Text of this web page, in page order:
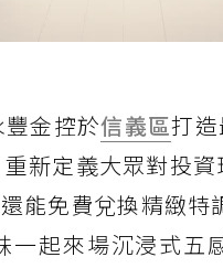
金控於信義區打
新定義大眾對投
能免費兌換精緻
起來場沉浸式五